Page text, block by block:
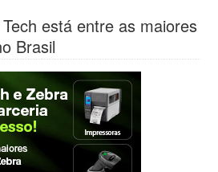
está entre as maiores
Brasil